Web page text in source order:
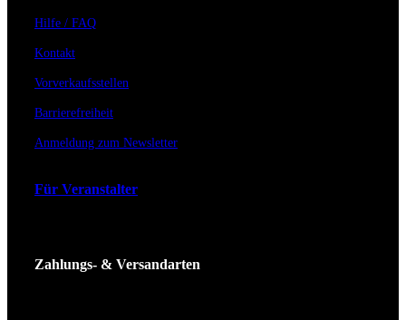
Hilfe / FAQ
Kontakt
Vorverkaufsstellen
Barrierefreiheit
Anmeldung zum Newsletter
Für Veranstalter
Zahlungs- & Versandarten